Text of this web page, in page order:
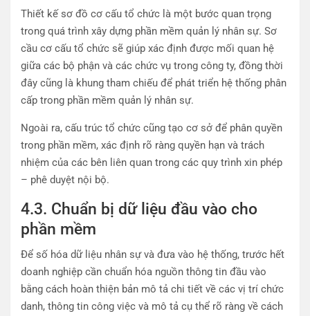
Thiết kế sơ đồ cơ cấu tổ chức là một bước quan trọng
trong quá trình xây dựng phần mềm quản lý nhân sự. Sơ
cầu cơ cấu tổ chức sẽ giúp xác định được mối quan hệ
giữa các bộ phận và các chức vụ trong công ty, đồng thời
đây cũng là khung tham chiếu để phát triển hệ thống phân
cấp trong phần mềm quản lý nhân sự.
Ngoài ra, cấu trúc tổ chức cũng tạo cơ sở để phân quyền
trong phần mềm, xác định rõ ràng quyền hạn và trách
nhiệm của các bên liên quan trong các quy trình xin phép
– phê duyệt nội bộ.
4.3. Chuẩn bị dữ liệu đầu vào cho
phần mềm
Để số hóa dữ liệu nhân sự và đưa vào hệ thống, trước hết
doanh nghiệp cần chuẩn hóa nguồn thông tin đầu vào
bằng cách hoàn thiện bản mô tả chi tiết về các vị trí chức
danh, thông tin công việc và mô tả cụ thể rõ ràng về cách